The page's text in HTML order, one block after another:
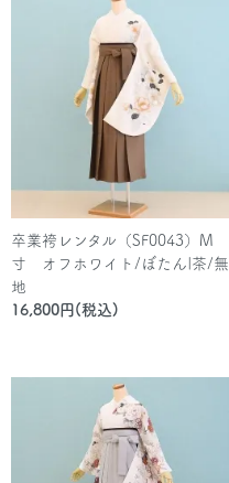
卒業袴レンタル（SF0043）M
寸 オフホワイト/ぼたん|茶/無
地
16,800円(税込)